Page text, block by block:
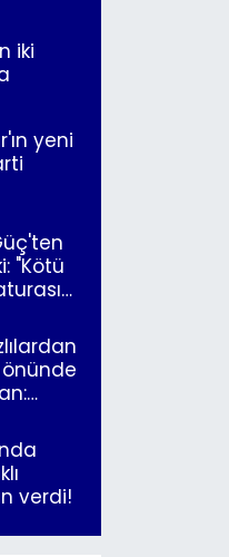
iki
yeni
"Kötü
önünde
verdi!